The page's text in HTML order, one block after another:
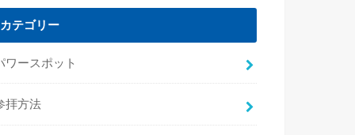
カテゴリー
ワースポット
拝方法